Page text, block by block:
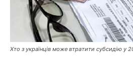
ФОП
Курс валют
Хто з українців може втратити субсидію у